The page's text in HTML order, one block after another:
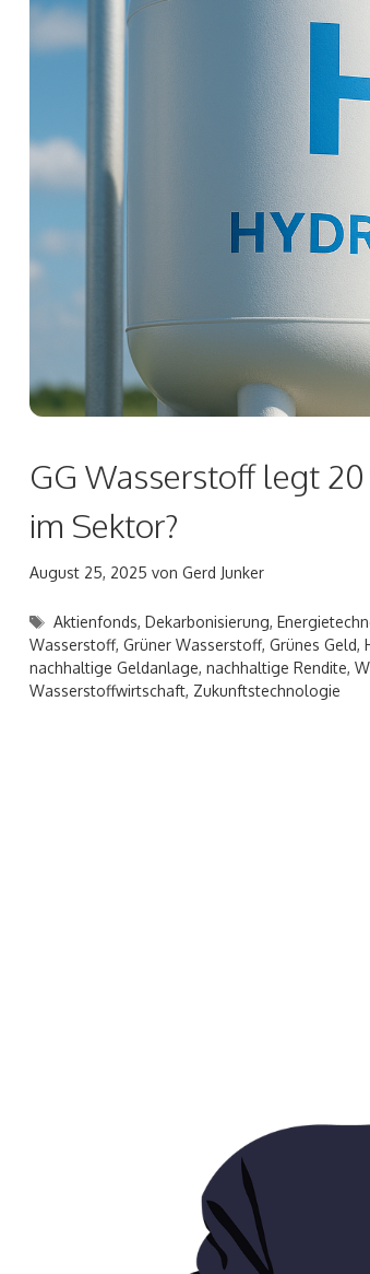
GG Wasserstoff legt
im Sektor?
August 25, 2025 von Gerd Junker
Schlagwörter
Aktienfonds,Dekarbonisierung,
Wasserstoff, Grüner Wasserstoff, Grünes Geld,
nachhaltige Geldanlage, nachhaltige Rendite,
Wasserstoffwirtschaft, Zukunftstechnologie